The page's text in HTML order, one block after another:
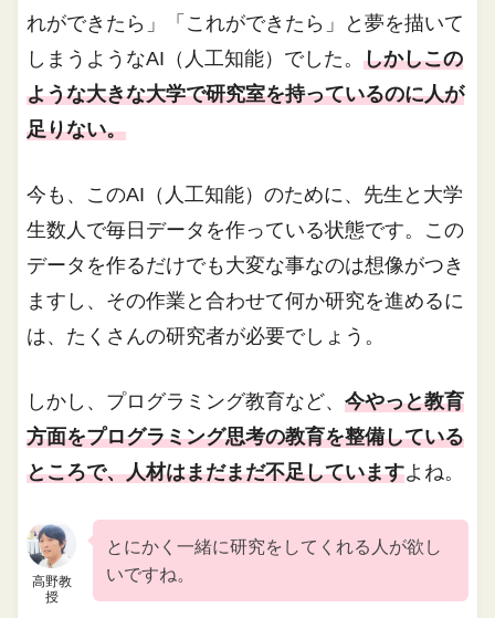
れができたら」「これができたら」と夢を描いて
しまうようなAI（人工知能）でした。しかしこの
ような大きな大学で研究室を持っているのに人が
足りない。
今も、このAI（人工知能）のために、先生と大学
生数人で毎日データを作っている状態です。この
データを作るだけでも大変な事なのは想像がつき
ますし、その作業と合わせて何か研究を進めるに
は、たくさんの研究者が必要でしょう。
しかし、プログラミング教育など、今やっと教育
方面をプログラミング思考の教育を整備している
ところで、人材はまだまだ不足していますよね。
高野教
授
とにかく一緒に研究をしてくれる人が欲し
いですね。